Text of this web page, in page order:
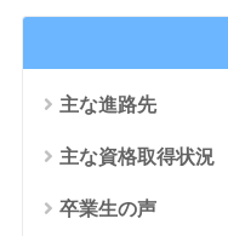
主な進路先
主な資格取得状況
卒業生の声